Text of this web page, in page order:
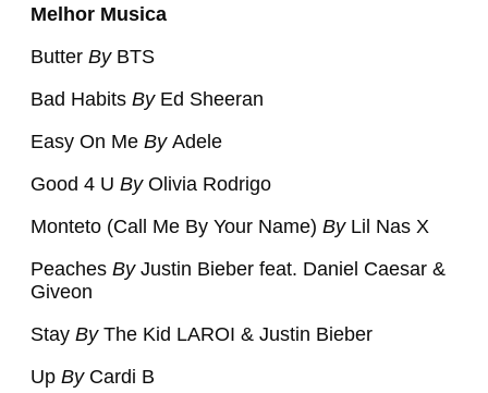
Melhor Musica
Butter By BTS
Bad Habits By Ed Sheeran
Easy On Me By Adele
Good 4 U ByOlivia Rodrigo
Monteto (Call Me By Your Name) ByLil Nas X
Peaches By Justin Bieber feat. Daniel Caesar &
Giveon
Stay By The Kid LAROI & Justin Bieber
Up By Cardi B